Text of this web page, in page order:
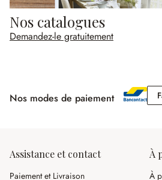
Nos catalogues
Demandez-le gratuitement
Nos modes de paiement
Assistance et contact
Paiement et Livraison
À
À